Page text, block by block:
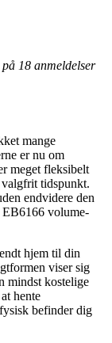
18 anmeldelser
mange
er nu om
meget fleksibelt
tidspunkt.
endvidere den
volume-
hjem til din
viser sig
mindst kostelige
hente
befinder dig